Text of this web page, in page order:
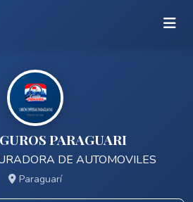
PARAGUARI
DE AUTOMOVILES
Paraguarí